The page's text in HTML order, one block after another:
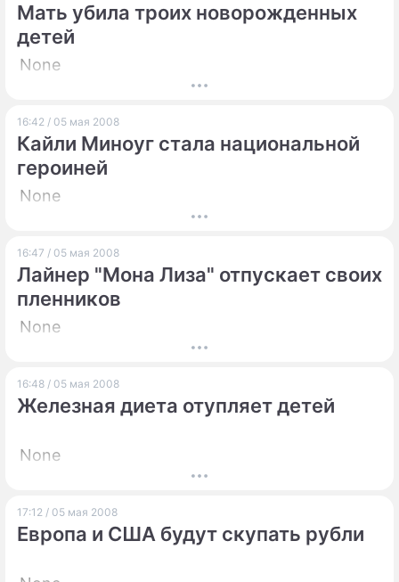
Мать убила троих новорожденных
детей
None
16:42 / 05 мая 2008
Кайли Миноуг стала национальной
героиней
None
16:47 / 05 мая 2008
Лайнер "Мона Лиза" отпускает своих
пленников
None
16:48 / 05 мая 2008
Железная диета отупляет детей
None
17:12 / 05 мая 2008
Европа и США будут скупать рубли